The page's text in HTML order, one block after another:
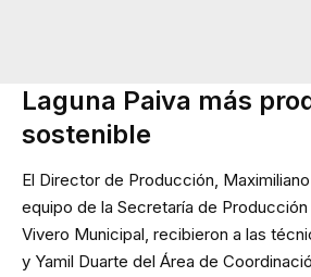
Laguna Paiva más
sostenible
El Director de Producción,
equipo de la Secretaría de
Vivero Municipal, recibieron a las
y Yamil Duarte del Área de